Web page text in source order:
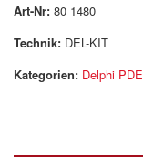
Art-Nr: 80 1480
Technik: DEL-KIT
Kategorien: Delphi PDE